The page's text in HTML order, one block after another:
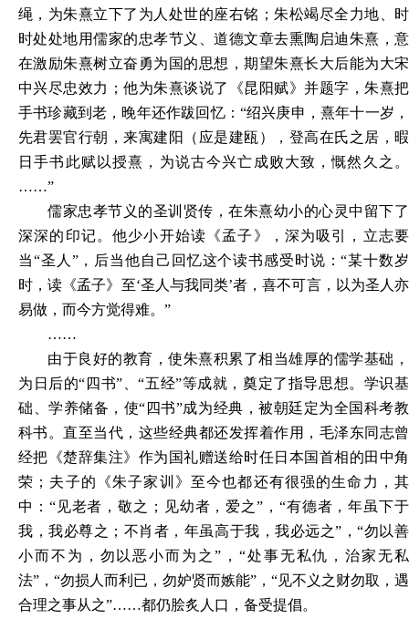
绳，为朱熹立下了为人处世的座右铭；朱松竭尽全力地、时
时处处地用儒家的忠孝节义、道德文章去熏陶启迪朱熹，意
在激励朱熹树立奋勇为国的思想，期望朱熹长大后能为大宋
中兴尽忠效力；他为朱熹谈说了《昆阳赋》并题字，朱熹把
手书珍藏到老，晚年还作跋回忆：“绍兴庚申，熹年十一岁，
先君罢官行朝，来寓建阳（应是建瓯），登高在氏之居，暇
日手书此赋以授熹，为说古今兴亡成败大致，慨然久之。
……”
儒家忠孝节义的圣训贤传，在朱熹幼小的心灵中留下了
深深的印记。他少小开始读《孟子》，深为吸引，立志要
当“圣人”，后当他自己回忆这个读书感受时说：“某十数岁
时，读《孟子》至‘圣人与我同类’者，喜不可言，以为圣人亦
易做，而今方觉得难。”
……
由于良好的教育，使朱熹积累了相当雄厚的儒学基础，
为日后的“四书”、“五经”等成就，奠定了指导思想。学识基
础、学养储备，使“四书”成为经典，被朝廷定为全国科考教
科书。直至当代，这些经典都还发挥着作用，毛泽东同志曾
经把《楚辞集注》作为国礼赠送给时任日本国首相的田中角
荣；夫子的《朱子家训》至今也都还有很强的生命力，其
中：“见老者，敬之；见幼者，爱之”，“有德者，年虽下于
我，我必尊之；不肖者，年虽高于我，我必远之”，“勿以善
小而不为，勿以恶小而为之”，“处事无私仇，治家无私
法”，“勿损人而利已，勿妒贤而嫉能”，“见不义之财勿取，遇
合理之事从之”……都仍脍炙人口，备受提倡。